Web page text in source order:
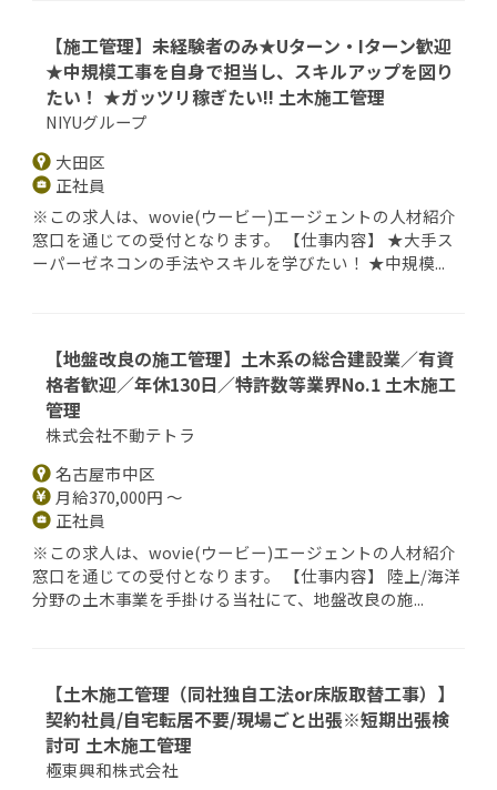
【施工管理】未経験者のみ★Uターン・Iターン歓迎
★中規模工事を自身で担当し、スキルアップを図り
たい！ ★ガッツリ稼ぎたい‼ 土木施工管理
NIYUグループ
大田区
正社員
※この求人は、wovie(ウービー)エージェントの人材紹介
窓口を通じての受付となります。 【仕事内容】 ★大手ス
ーパーゼネコンの手法やスキルを学びたい！ ★中規模...
【地盤改良の施工管理】土木系の総合建設業／有資
格者歓迎／年休130日／特許数等業界No.1 土木施工
管理
株式会社不動テトラ
名古屋市中区
月給370,000円 ～
正社員
※この求人は、wovie(ウービー)エージェントの人材紹介
窓口を通じての受付となります。 【仕事内容】 陸上/海洋
分野の土木事業を手掛ける当社にて、地盤改良の施...
【土木施工管理（同社独自工法or床版取替工事）】
契約社員/自宅転居不要/現場ごと出張※短期出張検
討可 土木施工管理
極東興和株式会社